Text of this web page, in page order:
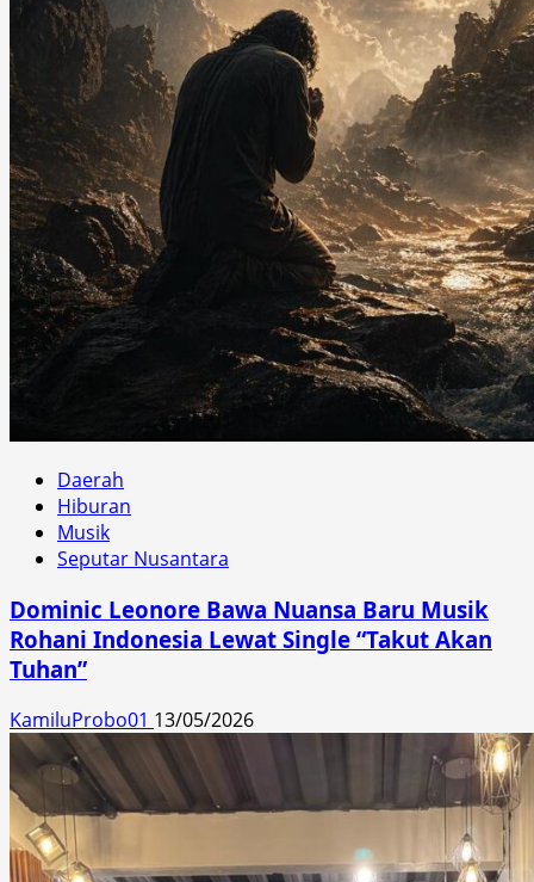
Daerah
Hiburan
Musik
Seputar Nusantara
Dominic Leonore Bawa Nuansa Baru Musik
Rohani Indonesia Lewat Single “Takut Akan
Tuhan”
KamiluProbo01 13/05/2026